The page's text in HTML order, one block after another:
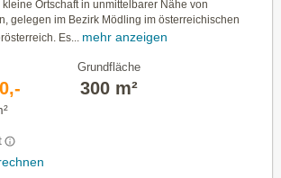
Ortschaft in unmittelbarer Nähe von
gelegen im Bezirk Mödling im österreichischen
Es... mehr anzeigen
Grundfläche
300 m²